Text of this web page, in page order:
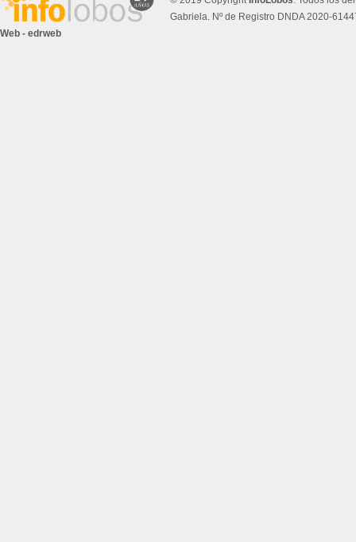
Gabriela. Nº de Registro DNDA 2020-
Web - edrweb